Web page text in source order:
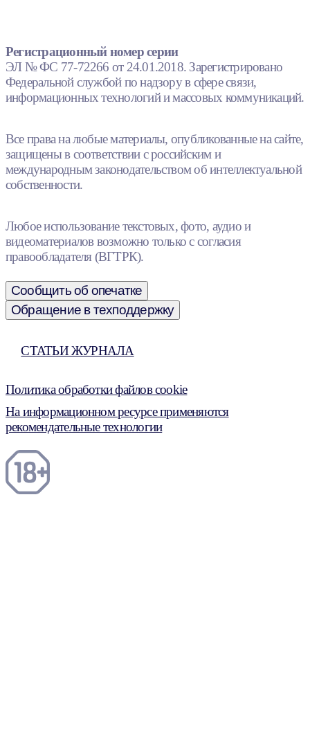
Регистрационный номер серии
ЭЛ № ФС 77-72266 от 24.01.2018. Зарегистрировано
Федеральной службой по надзору в сфере связи,
информационных технологий и массовых коммуникаций.
Все права на любые материалы, опубликованные на сайте,
защищены в соответствии с российским и
международным законодательством об интеллектуальной
собственности.
Любое использование текстовых, фото, аудио и
видеоматериалов возможно только с согласия
правообладателя (ВГТРК).
Сообщить об опечатке
Обращение в техподдержку
СТАТЬИ ЖУРНАЛА
Политика обработки файлов cookie
На информационном ресурсе применяются
рекомендательные технологии